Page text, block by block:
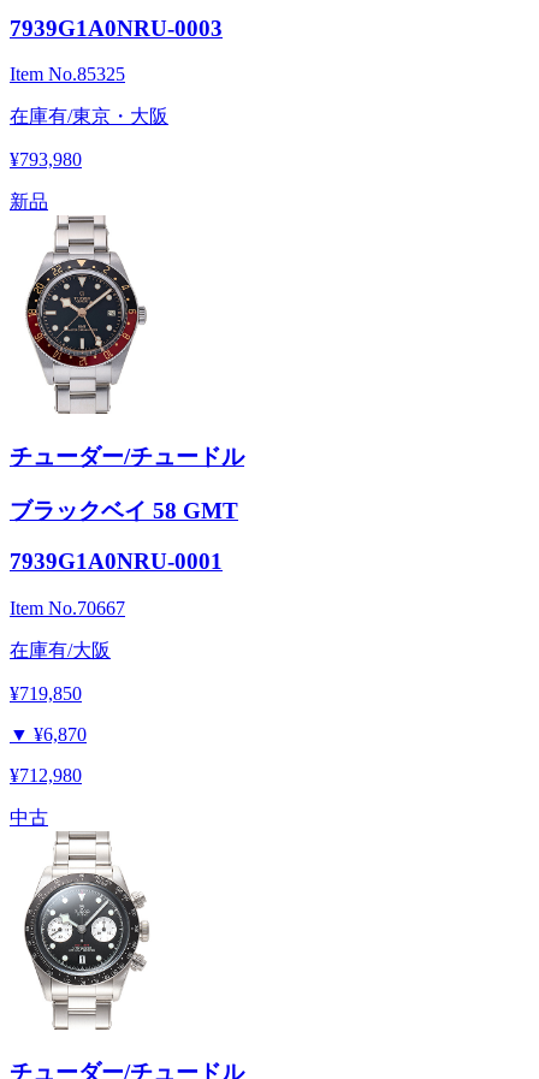
7939G1A0NRU-0003
Item No.85325
在庫有/東京・大阪
¥793,980
新品
チューダー/チュードル
ブラックベイ 58 GMT
7939G1A0NRU-0001
Item No.70667
在庫有/大阪
¥719,850
▼ ¥6,870
¥712,980
中古
チューダー/チュードル